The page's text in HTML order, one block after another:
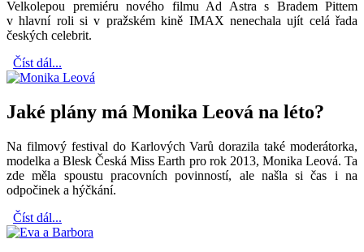
Velkolepou premiéru nového filmu Ad Astra s Bradem Pittem
v hlavní roli si v pražském kině IMAX nenechala ujít celá řada
českých celebrit.
Číst dál...
Jaké plány má Monika Leová na léto?
Na filmový festival do Karlových Varů dorazila také moderátorka,
modelka a Blesk Česká Miss Earth pro rok 2013, Monika Leová. Ta
zde měla spoustu pracovních povinností, ale našla si čas i na
odpočinek a hýčkání.
Číst dál...